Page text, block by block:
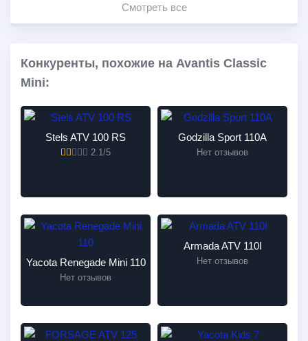
Смотреть все
Конкуренты, похожие на Avantis Classic
Mini:
Stels ATV 100 RS
2.1/5
Godzilla Sport 110A
Нет отзывов
Yacota Renegade Mini 110
Нет отзывов
Armada ATV 110I
Нет отзывов